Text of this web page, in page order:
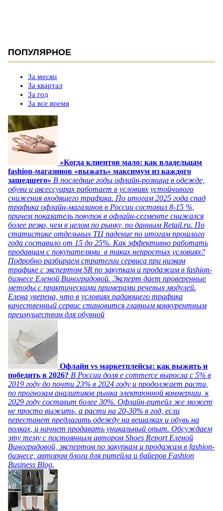
ПОПУЛЯРНОЕ
За месяц
За квартал
За год
За все время
«Когда клиентов мало: как владельцам
fashion-магазинов «выжать» максимум из каждого
зашедшего» В последние годы офлайн-розница в одежде,
обуви и аксессуарах работает в условиях устойчивого
снижения входящего трафика. По итогам 2025 года спад
трафика офлайн-магазинов в России составил 8-15 %,
причем показатель покупок в офлайн-сегменте снижался
более резко, чем в целом по рынку, по данным Retail.ru. По
статистике отдельных ТЦ падение по итогам прошлого
года составило от 15 до 25%. Как эффективно работать
продавцам с покупателями в таких непростых условиях?
Подробно разбираем стратегии сервиса при низком
трафике с экспертом SR по закупкам и продажам в fashion-
бизнесе Еленой Виноградовой. Эксперт дает проверенные
методы с практическими примерами речевых модулей.
Елена уверена, что в условиях падающего трафика
качественный сервис становится главным конкурентным
преимуществом для обувной
Офлайн vs маркетплейсы: как выжить и
победить в 2026? В России доля e commerce выросла с 5% в
2019 году до почти 23% в 2024 году и продолжает расти,
по прогнозам аналитиков рынка электронной коммерции, к
2029 году составит более 30%. Офлайн-ритейл же может
не просто выжить, а расти на 20-30% в год, если
перестанет предлагать одежду на вешалках и обувь на
полках, и начнет продавать уникальный опыт. Обсуждаем
эту тему с постоянным автором Shoes Report Еленой
Виноградовой, экспертом по закупкам и продажам в fashion-
бизнесе, автором блога для ритейла и байеров Fashion
Business Blog.